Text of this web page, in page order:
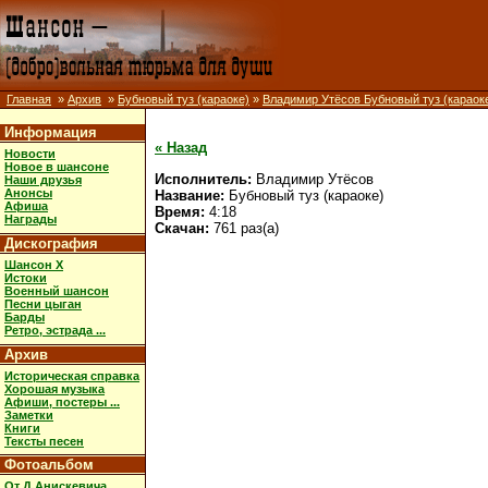
Главная » Архив » Бубновый туз (караоке) » Владимир Утёсов Бубновый туз
Информация
Новости
Новое в шансоне
Наши друзья
Анонсы
Афиша
Награды
Дискография
Шансон X
Истоки
Военный шансон
Песни цыган
Барды
Ретро, эстрада ...
Архив
Историческая справка
Хорошая музыка
Афиши, постеры ...
Заметки
Книги
Тексты песен
Фотоальбом
« Назад
Исполнитель: Владимир Утёсов
Название: Бубновый туз (караоке)
Время: 4:18
Скачан: 761 раз(а)